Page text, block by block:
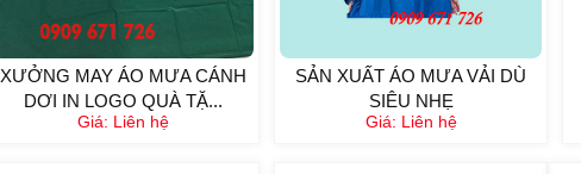
XƯỞNG MAY ÁO MƯA CÁNH
DƠI IN LOGO QUÀ TẶ...
Giá: Liên hệ
SẢN XUẤT ÁO MƯA VẢI DÙ
SIÊU NHẸ
Giá: Liên hệ